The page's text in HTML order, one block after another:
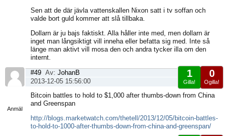
Sen att de där jävla vattenskallen Nixon satt i tv soffan och
valde bort guld kommer att slå tillbaka.
Dollarn är ju bajs faktiskt. Alla håller inte med, men dollarn är
inget man långsiktigt vill inneha eller befatta sig med. Inte så
länge man aktivt vill mosa den och andra tycker illa om den
internt.
Anmäl
0
Ogilla!
1
Gilla!
#49 Av: JohanB
2013-12-05 15:56:00
Bitcoin battles to hold to $1,000 after thumbs-down from China
and Greenspan
http://blogs.marketwatch.com/thetell/2013/12/05/bitcoin-battles-
to-hold-to-1000-after-thumbs-down-from-china-and-greenspan/